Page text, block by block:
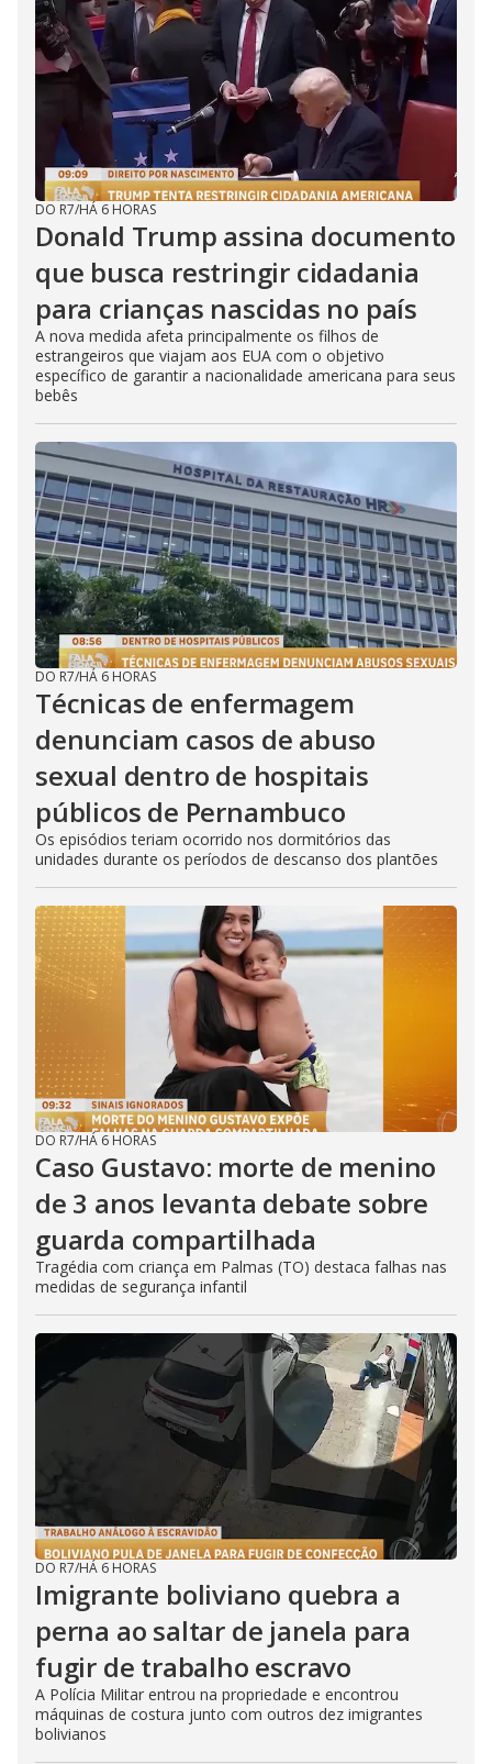
DO R7/HÁ 6 HORAS
Donald Trump assina documento
que busca restringir cidadania
para crianças nascidas no país
A nova medida afeta principalmente os filhos de
estrangeiros que viajam aos EUA com o objetivo
específico de garantir a nacionalidade americana para seus
bebês
DO R7/HÁ 6 HORAS
Técnicas de enfermagem
denunciam casos de abuso
sexual dentro de hospitais
públicos de Pernambuco
Os episódios teriam ocorrido nos dormitórios das
unidades durante os períodos de descanso dos plantões
DO R7/HÁ 6 HORAS
Caso Gustavo: morte de menino
de 3 anos levanta debate sobre
guarda compartilhada
Tragédia com criança em Palmas (TO) destaca falhas nas
medidas de segurança infantil
DO R7/HÁ 6 HORAS
Imigrante boliviano quebra a
perna ao saltar de janela para
fugir de trabalho escravo
A Polícia Militar entrou na propriedade e encontrou
máquinas de costura junto com outros dez imigrantes
bolivianos